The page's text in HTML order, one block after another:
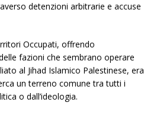
detenzioni arbitrarie e accuse
Occupati, offrendo
fazioni che sembrano operare
al Jihad Islamico Palestinese, era
un terreno comune tra tutti i
o dall’ideologia.